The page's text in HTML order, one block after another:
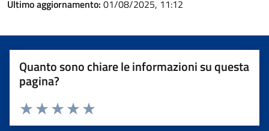
Ultimo aggiornamento: 01/08/2025, 11:12
Quanto sono chiare le informazioni su questa
pagina?
Valuta 5 stelle su 5
Valuta 4 stelle su 5
Valuta 3 stelle su 5
Valuta 2 stelle su 5
Valuta 1 stelle su 5